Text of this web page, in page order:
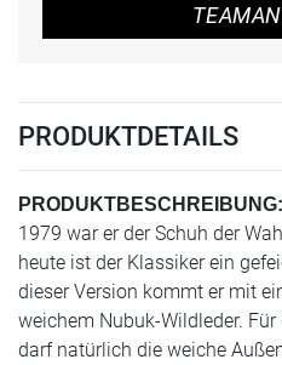
PRODUKTDETAILS
PRODUKTBESCHREIBUNG:
1979 war er der Schuh der
heute ist der Klassiker ein
dieser Version kommt er mit
weichem Nubuk-Wildleder.
darf natürlich die weiche